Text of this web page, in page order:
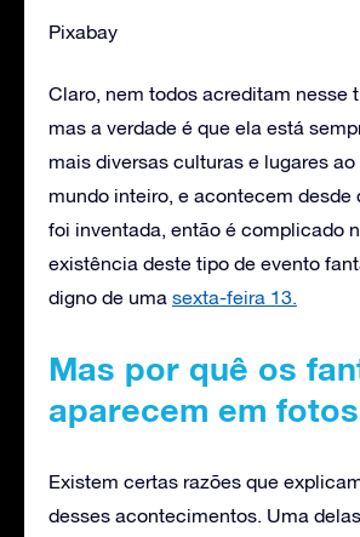
Pixabay
Claro, nem todos acreditam nesse
mas a verdade é que ela está
mais diversas culturas e lugares ao
mundo inteiro, e acontecem desde
foi inventada, então é complicado
existência deste tipo de evento
digno de uma sexta-feira 13.
Mas por quê os
aparecem em
Existem certas razões que
desses acontecimentos. Uma